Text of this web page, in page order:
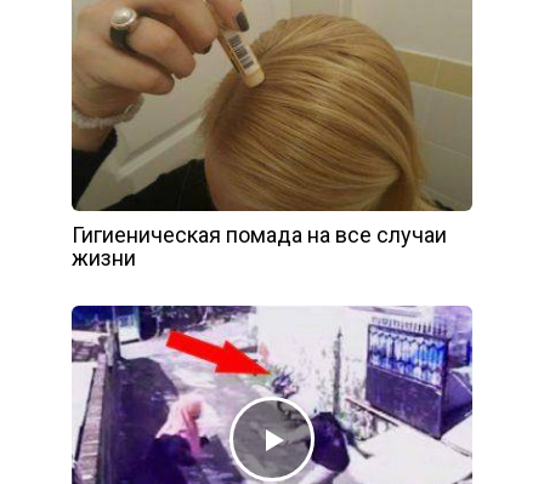
Гигиеническая помада на все случаи
жизни